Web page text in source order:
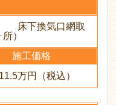
床下換気口網取
）
施工価格
万円（税込）